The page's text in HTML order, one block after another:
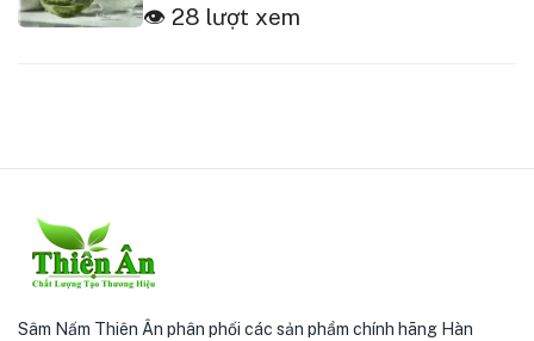
👁 28 lượt xem
Sâm Nấm Thiên Ân phân phối các sản phẩm chính hãng Hàn